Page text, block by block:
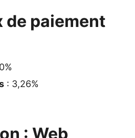
de paiement
: 3,26%
: Web